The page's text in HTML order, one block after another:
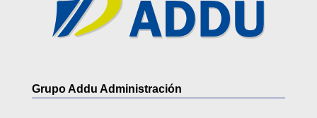
Grupo Addu Administración